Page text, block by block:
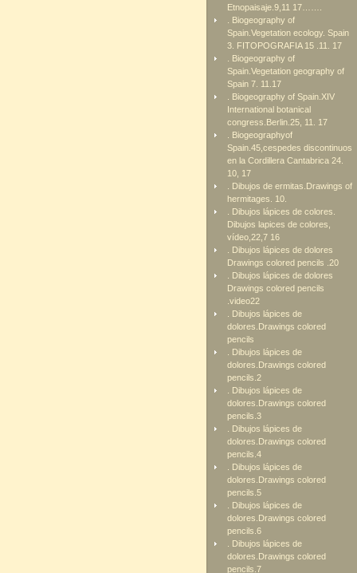
Etnopaisaje.9,11 17…….
. Biogeography of
Spain.Vegetation ecology. Spain
3. FITOPOGRAFIA 15 .11. 17
. Biogeography of
Spain.Vegetation geography of
Spain 7. 11.17
. Biogeography of Spain.XIV
International botanical
congress.Berlin.25, 11. 17
. Biogeographyof
Spain.45,cespedes discontinuos
en la Cordillera Cantabrica 24.
10, 17
. Dibujos de ermitas.Drawings of
hermitages. 10.
. Dibujos lápices de colores.
Dibujos lapices de colores,
vídeo,22,7 16
. Dibujos lápices de dolores
Drawings colored pencils .20
. Dibujos lápices de dolores
Drawings colored pencils
.video22
. Dibujos lápices de
dolores.Drawings colored
pencils
. Dibujos lápices de
dolores.Drawings colored
pencils.2
. Dibujos lápices de
dolores.Drawings colored
pencils.3
. Dibujos lápices de
dolores.Drawings colored
pencils.4
. Dibujos lápices de
dolores.Drawings colored
pencils.5
. Dibujos lápices de
dolores.Drawings colored
pencils.6
. Dibujos lápices de
dolores.Drawings colored
pencils.7